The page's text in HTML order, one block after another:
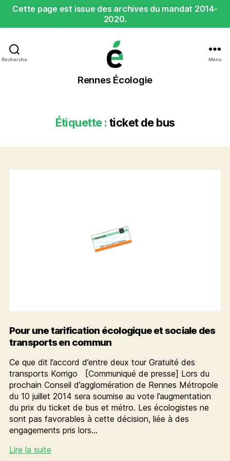
Cette page est issue des archives du mandat 2014-
2020.
Recherche
Rennes
Écologie
Rennes Écologie
Menu
Étiquette :ticket de bus
Pour une tarification écologique et sociale des
transports en commun
Ce que dit l’accord d’entre deux tour Gratuité des
transports Korrigo [Communiqué de presse] Lors du
prochain Conseil d’agglomération de Rennes Métropole
du 10 juillet 2014 sera soumise au vote l’augmentation
du prix du ticket de bus et métro. Les écologistes ne
sont pas favorables à cette décision, liée à des
engagements pris lors…
Lire la suitePour